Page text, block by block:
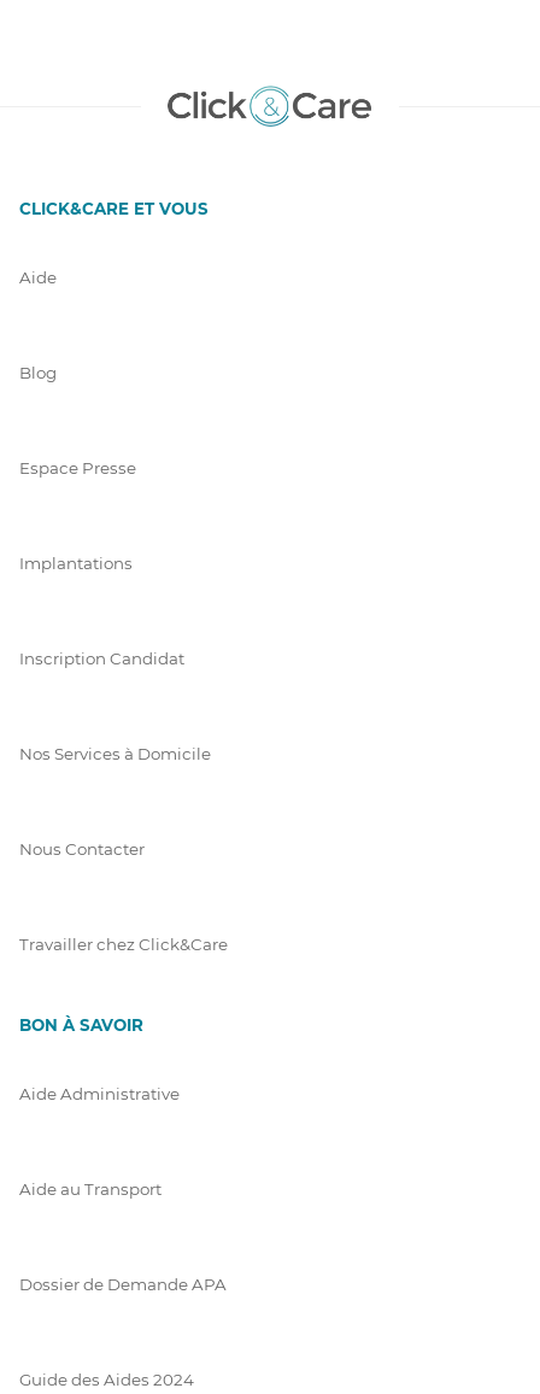
CLICK&CARE ET VOUS
Aide
Blog
Espace Presse
Implantations
Inscription Candidat
Nos Services à Domicile
Nous Contacter
Travailler chez Click&Care
BON À SAVOIR
Aide Administrative
Aide au Transport
Dossier de Demande APA
Guide des Aides 2024